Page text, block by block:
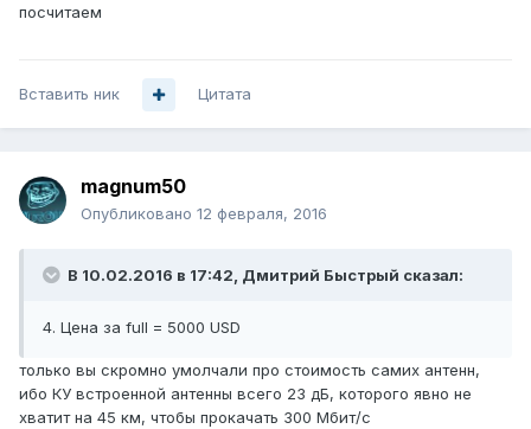
посчитаем
Вставить ник Цитата
magnum50
Опубликовано 12 февраля, 2016
В 10.02.2016 в 17:42, Дмитрий Быстрый сказал:
4. Цена за full = 5000 USD
только вы скромно умолчали про стоимость самих антенн,
ибо КУ встроенной антенны всего 23 дБ, которого явно не
хватит на 45 км, чтобы прокачать 300 Мбит/с